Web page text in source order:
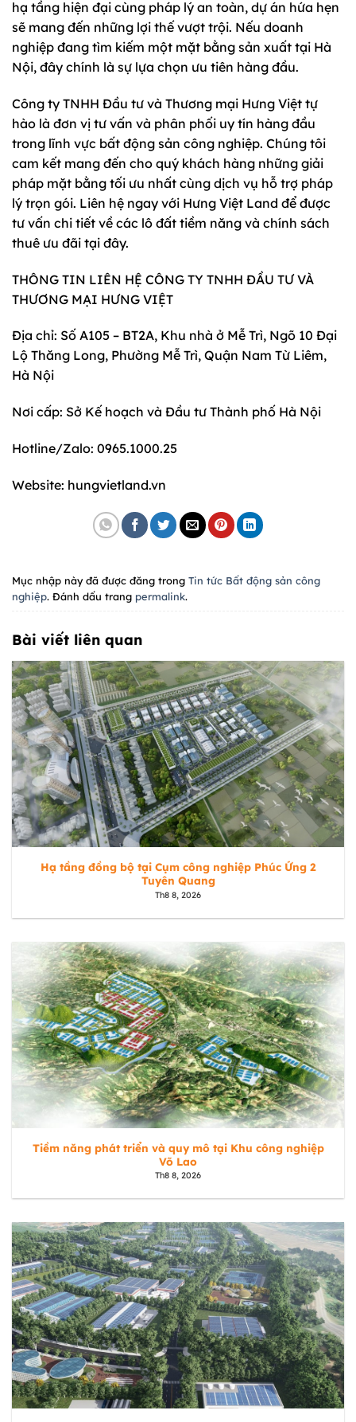
hạ tầng hiện đại cùng pháp lý an toàn, dự án hứa hẹn
sẽ mang đến những lợi thế vượt trội. Nếu doanh
nghiệp đang tìm kiếm một mặt bằng sản xuất tại Hà
Nội, đây chính là sự lựa chọn ưu tiên hàng đầu.
Công ty TNHH Đầu tư và Thương mại Hưng Việt tự
hào là đơn vị tư vấn và phân phối uy tín hàng đầu
trong lĩnh vực bất động sản công nghiệp. Chúng tôi
cam kết mang đến cho quý khách hàng những giải
pháp mặt bằng tối ưu nhất cùng dịch vụ hỗ trợ pháp
lý trọn gói. Liên hệ ngay với Hưng Việt Land để được
tư vấn chi tiết về các lô đất tiềm năng và chính sách
thuê ưu đãi tại đây.
THÔNG TIN LIÊN HỆ CÔNG TY TNHH ĐẦU TƯ VÀ
THƯƠNG MẠI HƯNG VIỆT
Địa chỉ: Số A105 – BT2A, Khu nhà ở Mễ Trì, Ngõ 10 Đại
Lộ Thăng Long, Phường Mễ Trì, Quận Nam Từ Liêm,
Hà Nội
Nơi cấp: Sở Kế hoạch và Đầu tư Thành phố Hà Nội
Hotline/Zalo: 0965.1000.25
Website: hungvietland.vn
Mục nhập này đã được đăng trong Tin tức Bất động sản công
nghiệp. Đánh dấu trang permalink.
Bài viết liên quan
Hạ tầng đồng bộ tại Cụm công nghiệp Phúc Ứng 2
Tuyên Quang
Th8 8, 2026
Tiềm năng phát triển và quy mô tại Khu công nghiệp
Võ Lao
Th8 8, 2026